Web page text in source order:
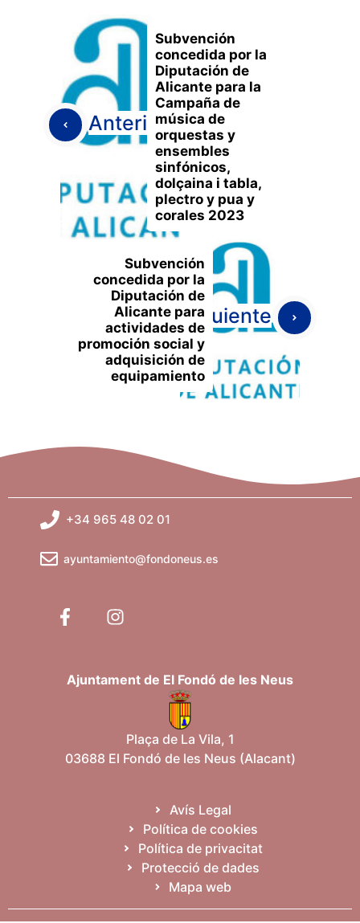
Anterior
Subvención
concedida por la
Diputación de
Alicante para la
Campaña de
música de
orquestas y
ensembles
sinfónicos,
dolçaina i tabla,
plectro y pua y
corales 2023
Subvención
concedida por la
Diputación de
Alicante para
actividades de
promoción social y
adquisición de
equipamiento
Siguiente
+34 965 48 02 01
ayuntamiento@fondoneus.es
Ajuntament de El Fondó de les Neus
Plaça de La Vila, 1
03688 El Fondó de les Neus (Alacant)
Avís Legal
Política de cookies
Política de privacitat
Protecció de dades
Mapa web